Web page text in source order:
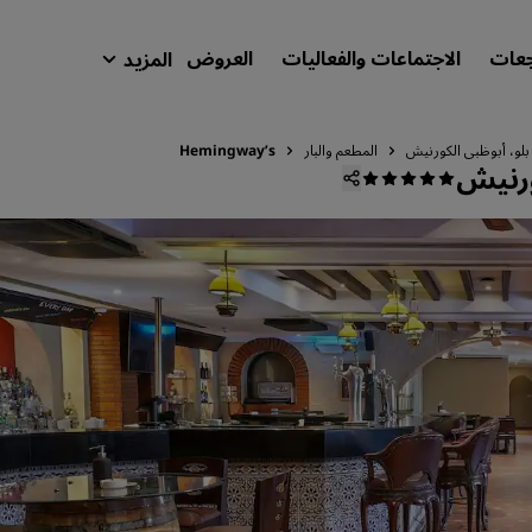
الاجتماعات والفعاليات العروض المزيد
الوجهات
المنتجعات
شقق فندقية مجهزة
فنادق قريبة من المطار
الفنادق الجديدة والمرتقب
الاجتماعات والفعاليات
استكشف برنامج Radisson Meetings
أبوظبي الكورنيش المطعم والبار Hemingway’s